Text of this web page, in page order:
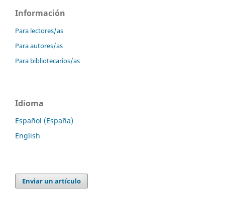
Información
Para lectores/as
Para autores/as
Para bibliotecarios/as
Idioma
Español (España)
English
Enviar un artículo